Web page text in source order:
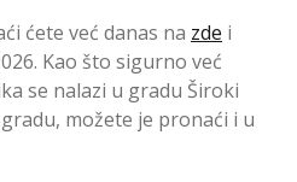
ćete već danas na zde i
Kao što sigurno već
se nalazi u gradu Široki
možete je pronaći i u